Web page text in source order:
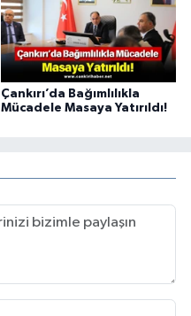
Çankırı’da Bağımlılıkla
Mücadele Masaya Yatırıldı!